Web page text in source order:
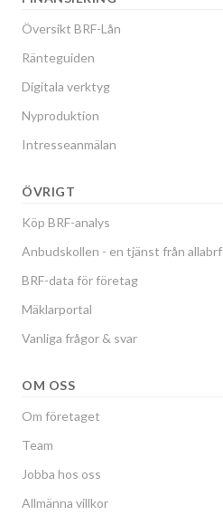
Översikt BRF-Lån
Ränteguiden
Digitala verktyg
Nyproduktion
Intresseanmälan
ÖVRIGT
Köp BRF-analys
Anbudskollen - en tjänst från allabrf
BRF-data för företag
Mäklarportal
Vanliga frågor & svar
OM OSS
Om företaget
Team
Jobba hos oss
Allmänna villkor